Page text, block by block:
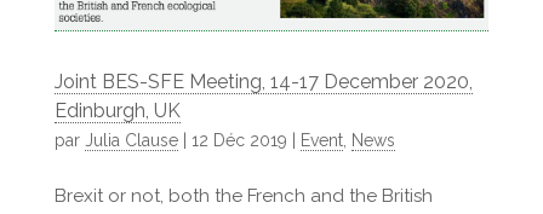
Joint BES-SFE Meeting, 14-17 December 2020,
Edinburgh, UK
par Julia Clause| 12 Déc 2019 Event, News
Brexit or not, both the French and the British